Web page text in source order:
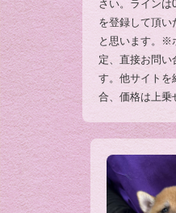
さい。ラインは
を登録して頂い
と思います。※
定、直接お問い
す。他サイトを
合、価格は上乗